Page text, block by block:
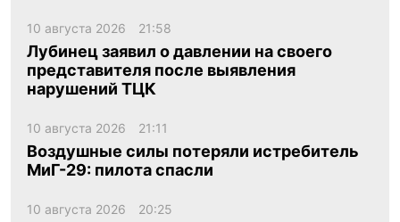
10 августа 2026 21:58
Лубинец заявил о давлении на своего
представителя после выявления
нарушений ТЦК
10 августа 2026 21:11
Воздушные силы потеряли истребитель
МиГ-29: пилота спасли
10 августа 2026 20:25